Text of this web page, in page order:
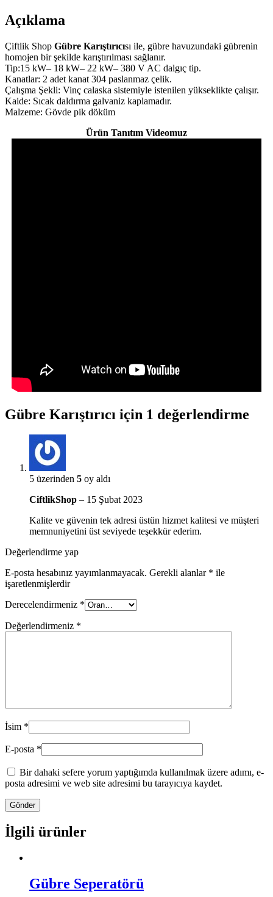
Açıklama
Çiftlik Shop Gübre Karıştırıcısı ile, gübre havuzundaki gübrenin
homojen bir şekilde karıştırılması sağlanır.
Tip:15 kW– 18 kW– 22 kW– 380 V AC dalgıç tip.
Kanatlar: 2 adet kanat 304 paslanmaz çelik.
Çalışma Şekli: Vinç calaska sistemiyle istenilen yükseklikte çalışır.
Kaide: Sıcak daldırma galvaniz kaplamadır.
Malzeme: Gövde pik döküm
Ürün Tanıtım Videomuz
Gübre Karıştırıcı için 1 değerlendirme
5 üzerinden 5 oy aldı
CiftlikShop – 15 Şubat 2023
Kalite ve güvenin tek adresi üstün hizmet kalitesi ve müşteri
memnuniyetini üst seviyede teşekkür ederim.
Değerlendirme yap
E-posta hesabınız yayımlanmayacak. Gerekli alanlar * ile
işaretlenmişlerdir
Derecelendirmeniz *
Değerlendirmeniz *
İsim *
E-posta *
Bir dahaki sefere yorum yaptığımda kullanılmak üzere adımı, e-
posta adresimi ve web site adresimi bu tarayıcıya kaydet.
İlgili ürünler
Gübre Seperatörü